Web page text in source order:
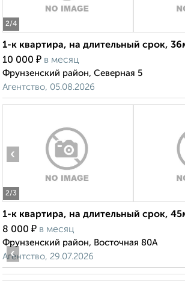
2/4
1-к квартира, на длительный срок,
10 000 ₽ в месяц
Фрунзенский район, Северная 5
Агентство, 05.08.2026
2/3
‹
1-к квартира, на длительный срок,
8 000 ₽ в месяц
Фрунзенский район, Восточная 80А
Агентство, 29.07.2026
‹